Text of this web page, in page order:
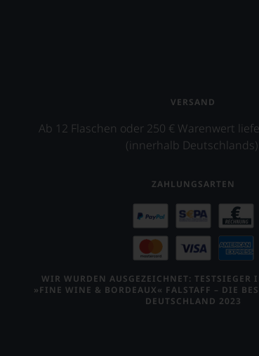
VERSAND
Ab 12 Flaschen oder 250 € Warenwert
(innerhalb
ZAHLUNGSARTEN
WIR WURDEN AUSGEZEICHNET: TESTSIEGER
»FINE WINE & BORDEAUX« FALSTAFF – DIE
DEUTSCHLAND 2023